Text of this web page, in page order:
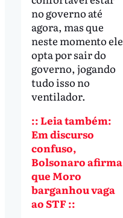
no governo até
agora, mas que
neste momento ele
opta por sair do
governo, jogando
tudo isso no
ventilador.
:: Leia também:
Em discurso
confuso,
Bolsonaro afirma
que Moro
barganhou vaga
ao STF ::